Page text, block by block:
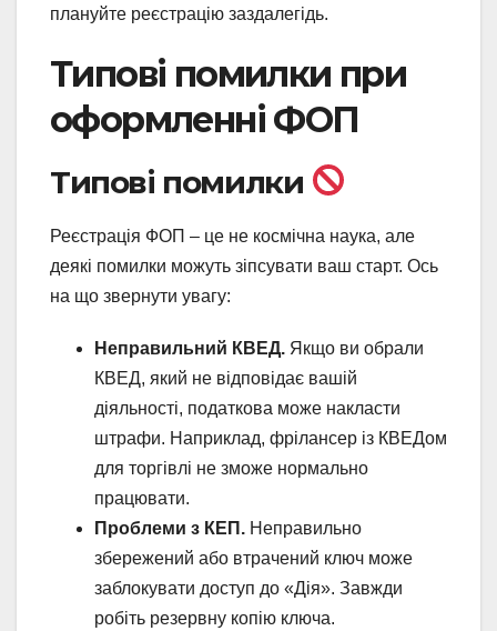
плануйте реєстрацію заздалегідь.
Типові помилки при
оформленні ФОП
Типові помилки
Реєстрація ФОП – це не космічна наука, але
деякі помилки можуть зіпсувати ваш старт. Ось
на що звернути увагу:
Неправильний КВЕД. Якщо ви обрали
КВЕД, який не відповідає вашій
діяльності, податкова може накласти
штрафи. Наприклад, фрілансер із КВЕДом
для торгівлі не зможе нормально
працювати.
Проблеми з КЕП. Неправильно
збережений або втрачений ключ може
заблокувати доступ до «Дія». Завжди
робіть резервну копію ключа.